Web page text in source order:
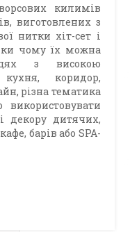
килимів
виготовлених з
нитки хіт-сет і
чому їх можна
з високою
коридор,
різна тематика
декору дитячих,
барів або SPA-